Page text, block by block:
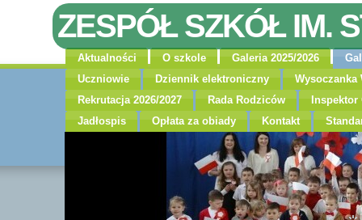
ZESPÓŁ SZKÓŁ IM.
Aktualności O szkole Galeria 2025/2026
Uczniowie
Dziennik elektroniczny
Wysoczanka
Rekrutacja 2026/2027
Rada Rodziców
Jadłospis
Opłata za obiady Kontakt